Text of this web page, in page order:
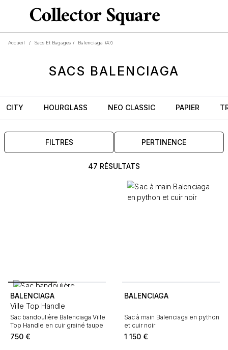
Accueil / Sacs Et Bagages / Balenciaga (47)
SACS BALENCIAGA
CITY HOURGLASS NEO CLASSIC PAPIER
FILTRES PERTINENCE
47 RÉSULTATS
BALENCIAGA
Ville Top Handle
Sac bandoulière Balenciaga Ville
Top Handle en cuir grainé taupe
750 €
BALENCIAGA
Sac à main Balenciaga en python
et cuir noir
1 150 €